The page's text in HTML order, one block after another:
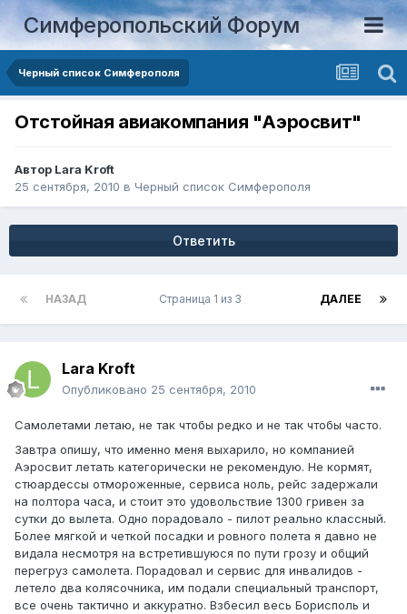
Симферопольский Форум
Черный список Симферополя
Отстойная авиакомпания "Аэросвит"
Автор Lara Kroft
25 сентября, 2010 в Черный список Симферополя
Ответить
НАЗАД ДАЛЕЕ
Страница 1 из 3
Lara Kroft
Опубликовано 25 сентября, 2010
Самолетами летаю, не так чтобы редко и не так чтобы часто.
Завтра опишу, что именно меня выхарило, но компанией
Аэросвит летать категорически не рекомендую. Не кормят,
стюардессы отмороженные, сервиса ноль, рейс задержали
на полтора часа, и стоит это удовольствие 1300 гривен за
сутки до вылета. Одно порадовало - пилот реально классный.
Более мягкой и четкой посадки и ровного полета я давно не
видала несмотря на встретившуюся по пути грозу и общий
перегруз самолета. Порадовал и сервис для инвалидов -
летело два колясочника, им подали специальный транспорт,
все очень тактично и аккуратно. Взбесил весь Борисполь и